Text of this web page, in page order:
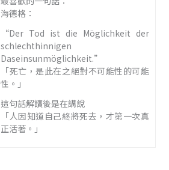
海德格：
“Der Tod ist die Möglichkeit der
schlechthinnigen
Daseinsunmöglichkeit.”
「死亡，是此在之絕對不可能性的可能
性。」
這句話解讀後是在講說
「人因知道自己終將死去，才第一次真
正活著。」